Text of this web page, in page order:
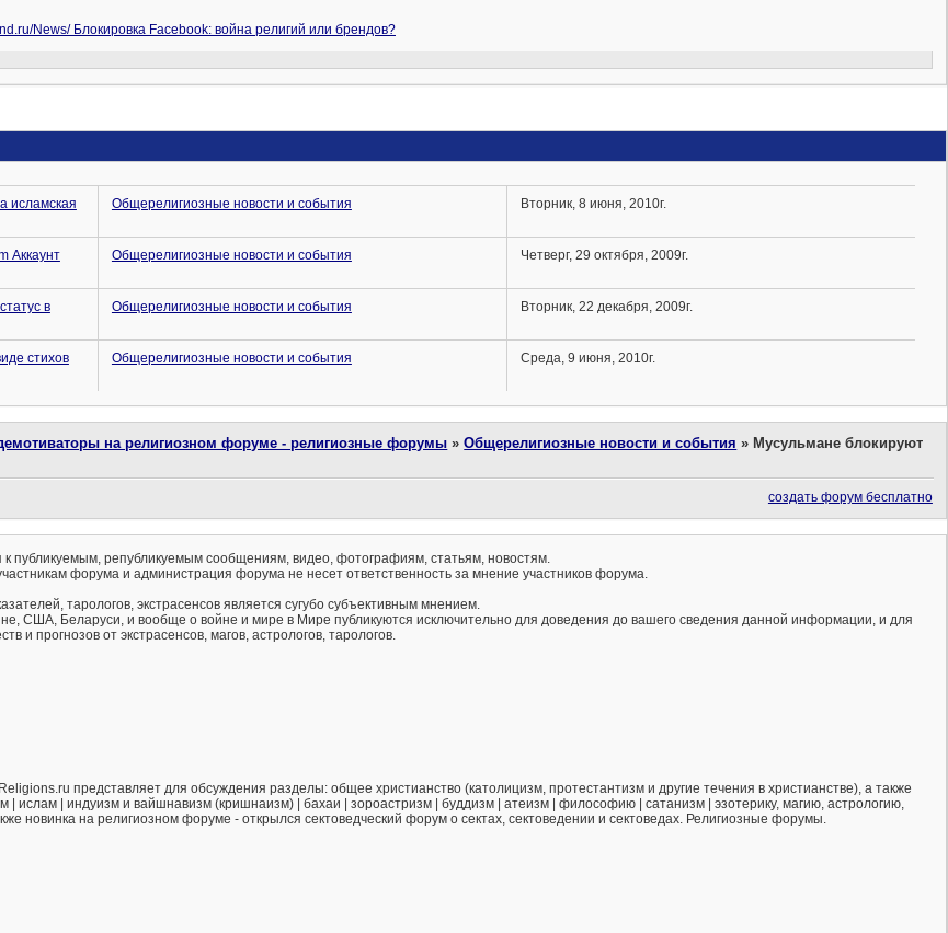
News/ Блокировка Facebook: война религий или брендов?
исламская
Общерелигиозные новости и события Вторник, 8 июня, 2010г.
Аккаунт
Общерелигиозные новости и события Четверг, 29 октября, 2009г.
в
Общерелигиозные новости и события Вторник, 22 декабря, 2009г.
стихов
Общерелигиозные новости и события Среда, 9 июня, 2010г.
на религиозном форуме - религиозные форумы »Общерелигиозные новости и события » Мусульмане блокируют
создать форум бесплатно
публикуемым, републикуемым сообщениям, видео, фотографиям, статьям, новостям.
форума и администрация форума не несет ответственность за мнение участников форума.
тарологов, экстрасенсов является сугубо субъективным мнением.
США, Беларуси, и вообще о войне и мире в Мире публикуются исключительно для доведения до вашего сведения данной информации, и для
и прогнозов от экстрасенсов, магов, астрологов, тарологов.
представляет для обсуждения разделы: общее христианство (католицизм, протестантизм и другие течения в христианстве), а также
| ислам | индуизм и вайшнавизм (кришнаизм) | бахаи | зороастризм | буддизм | атеизм | философию | сатанизм | эзотерику, магию, астрологию,
новинка на религиозном форуме - открылся сектоведческий форум о сектах, сектоведении и сектоведах. Религиозные форумы.